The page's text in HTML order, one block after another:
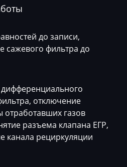
до записи,
сажевого фильтра до
отключение
отработавших газов
разъема клапана ЕГР,
канала рециркуляции